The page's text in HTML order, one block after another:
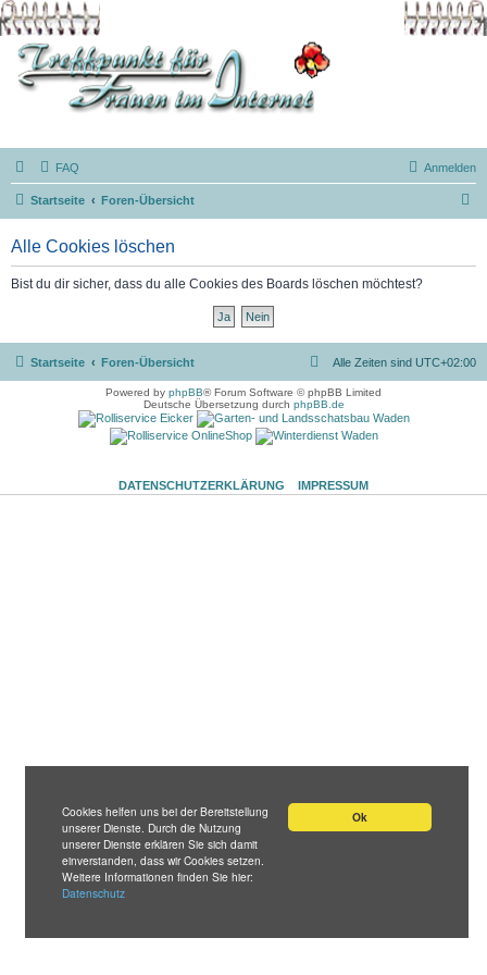
Ok
Cookies helfen uns bei der Bereitstellung
unserer Dienste. Durch die Nutzung
unserer Dienste erklären Sie sich damit
einverstanden, dass wir Cookies setzen.
Weitere Informationen finden Sie hier:
Datenschutz
FAQ Anmelden
Startseite Foren-Übersicht
Alle Cookies löschen
Bist du dir sicher, dass du alle Cookies des Boards löschen möchtest?
Startseite Foren-Übersicht Alle Zeiten sind UTC+02:00
Powered by phpBB® Forum Software © phpBB Limited
Deutsche Übersetzung durch phpBB.de
DATENSCHUTZERKLÄRUNG IMPRESSUM